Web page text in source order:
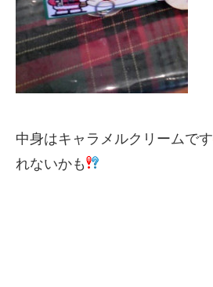
中身はキャラメルクリームです
れないかも